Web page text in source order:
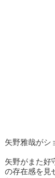
矢野雅哉がシ
矢野がまた好
の存在感を見